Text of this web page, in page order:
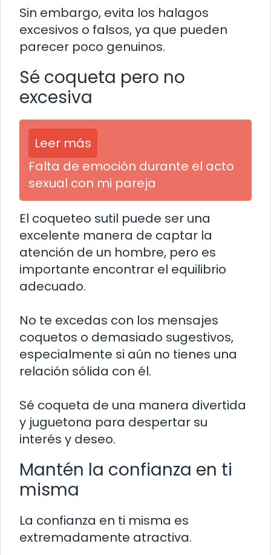
Sin embargo, evita los halagos
excesivos o falsos, ya que pueden
parecer poco genuinos.
Sé coqueta pero no
excesiva
Leer más
Falta de emoción durante el acto
sexual con mi pareja
El coqueteo sutil puede ser una
excelente manera de captar la
atención de un hombre, pero es
importante encontrar el equilibrio
adecuado.
No te excedas con los mensajes
coquetos o demasiado sugestivos,
especialmente si aún no tienes una
relación sólida con él.
Sé coqueta de una manera divertida
y juguetona para despertar su
interés y deseo.
Mantén la confianza en ti
misma
La confianza en ti misma es
extremadamente atractiva.